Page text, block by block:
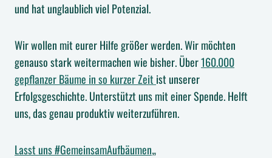
und hat unglaublich viel Potenzial.
Wir wollen mit eurer Hilfe größer werden. Wir möchten
genauso stark weitermachen wie bisher. Über160.000
gepflanzer Bäume in so kurzer Zeit ist unserer
Erfolgsgeschichte. Unterstützt uns mit einer Spende. Helft
uns, das genau produktiv weiterzuführen.
Lasst uns #GemeinsamAufbäumen„